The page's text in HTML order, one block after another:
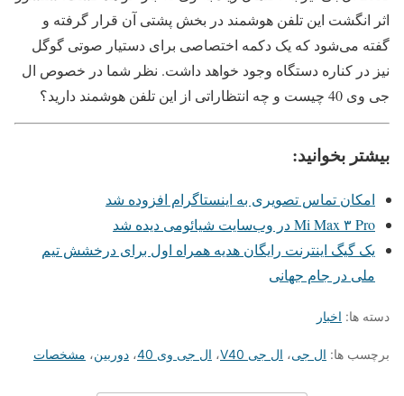
اثر انگشت این تلفن هوشمند در بخش پشتی آن قرار گرفته و
گفته می‌شود که یک دکمه اختصاصی برای دستیار صوتی گوگل
نیز در کناره دستگاه وجود خواهد داشت. نظر شما در خصوص ال
جی وی 40 چیست و چه انتظاراتی از این تلفن هوشمند دارید؟
بیشتر بخوانید:
امکان تماس تصویری به اینستاگرام افزوده شد
Mi Max ۳ Pro در وب‌سایت شیائومی دیده شد
یک گیگ اینترنت رایگان هدیه همراه اول برای درخشش تیم
ملی در جام جهانی
دسته ها: اخبار
برچسب ها: ال جی، ال جی V40 ، ال جی وی 40 ، دوربین، مشخصات